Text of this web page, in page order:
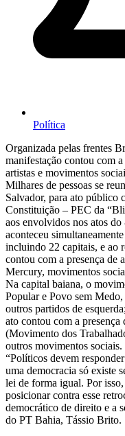
Política
Organizada pelas frentes
manifestação contou com
artistas e movimentos
Milhares de pessoas se
Salvador, para ato público
Constituição – PEC da
aos envolvidos nos atos
aconteceu
incluindo 22 capitais, e ao
contou com a presença de
Mercury, movimentos
Na capital baiana, o
Popular e Povo sem
outros partidos de
ato contou com a
(Movimento dos
outros movimentos sociais.
“Políticos devem
uma democracia só existe
lei de forma igual. Por
posicionar contra esse
democrático de direito e a
do PT Bahia, Tássio Brito.